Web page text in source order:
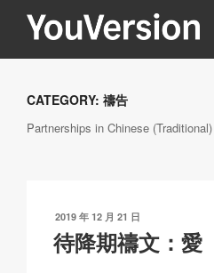
YOUVERSION
Seeking God every day.
CATEGORY: 禱告
Partnerships in Chinese (Traditional)
發
表
於
2019 年 12 月 21 日
待降期禱文：愛